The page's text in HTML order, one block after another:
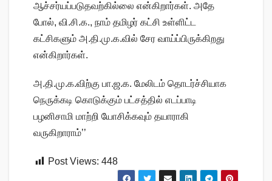
ஆச்சர்யப்படுதவற்கில்லை என்கிறார்கள். அதே
போல், வி.சி.க., நாம் தமிழர் கட்சி உள்ளிட்ட
கட்சிகளும் அ.தி.மு.க.வில் சேர வாய்ப்பிருக்கிறது
என்கிறார்கள்.
அ.தி.மு.க.விற்கு பா.ஜ.க. மேலிடம் தொடர்ச்சியாக
நெருக்கடி கொடுக்கும் பட்சத்தில் எடப்பாடி
பழனிசாமி மாற்றி யோசிக்கவும் தயாராகி
வருகிறாராம்’’
Post Views: 448